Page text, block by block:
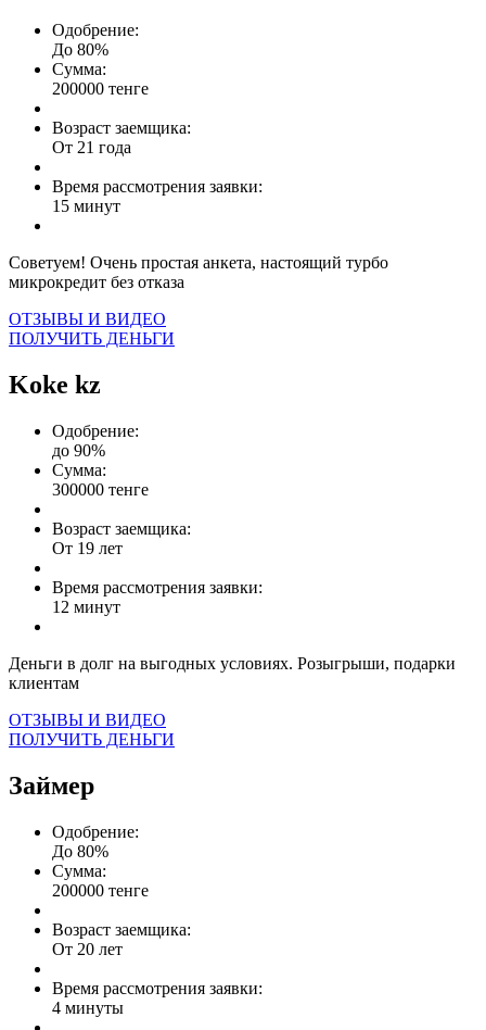
Одобрение:
До 80%
Сумма:
200000 тенге
Возраст заемщика:
От 21 года
Время рассмотрения заявки:
15 минут
Советуем! Очень простая анкета, настоящий турбо
микрокредит без отказа
ОТЗЫВЫ И ВИДЕО
ПОЛУЧИТЬ ДЕНЬГИ
Koke kz
Одобрение:
до 90%
Сумма:
300000 тенге
Возраст заемщика:
От 19 лет
Время рассмотрения заявки:
12 минут
Деньги в долг на выгодных условиях. Розыгрыши, подарки
клиентам
ОТЗЫВЫ И ВИДЕО
ПОЛУЧИТЬ ДЕНЬГИ
Займер
Одобрение:
До 80%
Сумма:
200000 тенге
Возраст заемщика:
От 20 лет
Время рассмотрения заявки:
4 минуты